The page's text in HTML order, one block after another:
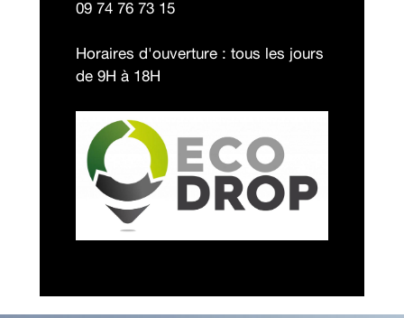
09 74 76 73 15
Horaires d'ouverture : tous les jours
de 9H à 18H